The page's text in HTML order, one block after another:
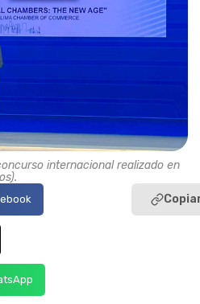
internacional realizado en